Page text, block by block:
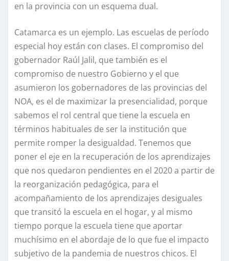
en la provincia con un esquema dual.
Catamarca es un ejemplo. Las escuelas de período
especial hoy están con clases. El compromiso del
gobernador Raúl Jalil, que también es el
compromiso de nuestro Gobierno y el que
asumieron los gobernadores de las provincias del
NOA, es el de maximizar la presencialidad, porque
sabemos el rol central que tiene la escuela en
términos habituales de ser la institución que
permite romper la desigualdad. Tenemos que
poner el eje en la recuperación de los aprendizajes
que nos quedaron pendientes en el 2020 a partir de
la reorganización pedagógica, para el
acompañamiento de los aprendizajes desiguales
que transitó la escuela en el hogar, y al mismo
tiempo porque la escuela tiene que aportar
muchísimo en el abordaje de lo que fue el impacto
subjetivo de la pandemia de nuestros chicos. El